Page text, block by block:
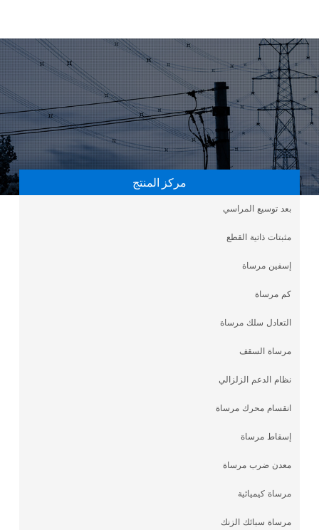
مركز المنتج
بعد توسيع المراسي
مثبتات ذاتية القطع
إسفين مرساة
كم مرساة
التعادل سلك مرساة
مرساة السقف
نظام الدعم الزلزالي
انقسام محرك مرساة
إسقاط مرساة
معدن ضرب مرساة
مرساة كيميائية
مرساة سبائك الزنك